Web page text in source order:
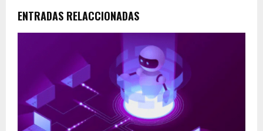
ENTRADAS RELACCIONADAS